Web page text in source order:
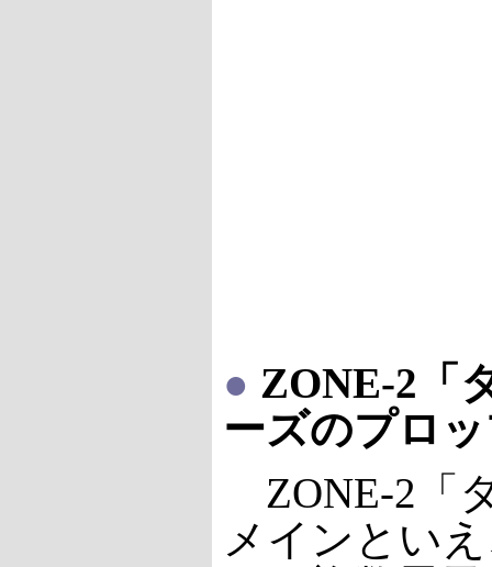
● ZONE-2「
ーズのプロ
ZONE-2「
メインとい